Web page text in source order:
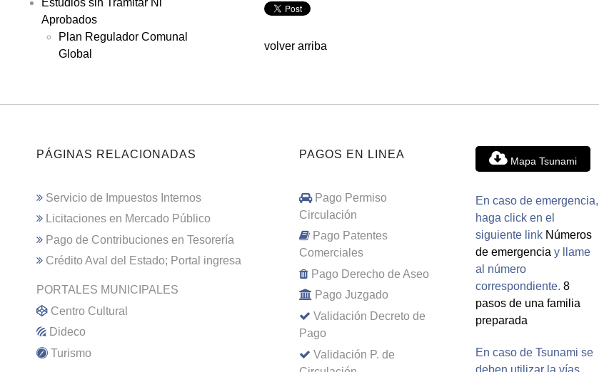
Aprobados
Plan Regulador Comunal
Global
volver arriba
PÁGINAS RELACIONADAS
Servicio de Impuestos Internos
Licitaciones en Mercado Público
Pago de Contribuciones en Tesorería
Crédito Aval del Estado; Portal ingresa
PORTALES MUNICIPALES
Centro Cultural
Dideco
Turismo
PAGOS EN LINEA
Pago Permiso
Circulación
Pago Patentes
Comerciales
Pago Derecho de Aseo
Pago Juzgado
Validación Decreto de
Pago
Validación P. de
Mapa Tsunami
En caso de emergencia,
haga click en el
siguiente link Números
de emergencia y llame
al número
correspondiente. 8
pasos de una familia
preparada
En caso de Tsunami se
deben utilizar la vías